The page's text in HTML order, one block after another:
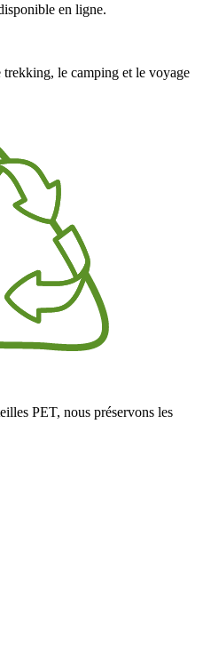
en ligne.
le camping et le voyage
PET, nous préservons les